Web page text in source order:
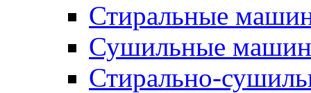
Стиральные
Сушильные
Стирально-